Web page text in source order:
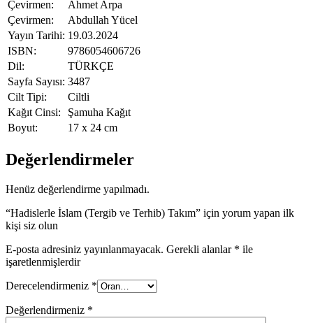
Çevirmen:
Ahmet Arpa
Çevirmen:
Abdullah Yücel
Yayın Tarihi: 19.03.2024
ISBN:
9786054606726
Dil:
TÜRKÇE
Sayfa Sayısı: 3487
Cilt Tipi:
Ciltli
Kağıt Cinsi:
Şamuha Kağıt
Boyut:
17 x 24 cm
Değerlendirmeler
Henüz değerlendirme yapılmadı.
“Hadislerle İslam (Tergib ve Terhib) Takım” için yorum yapan ilk
kişi siz olun
E-posta adresiniz yayınlanmayacak. Gerekli alanlar * ile
işaretlenmişlerdir
Derecelendirmeniz *
Değerlendirmeniz *